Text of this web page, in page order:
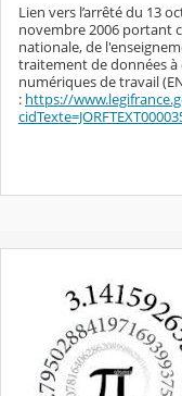
Lien vers l’arrêté du 13
novembre 2006 portant
nationale, de
traitement de données à
numériques de travail
: https://